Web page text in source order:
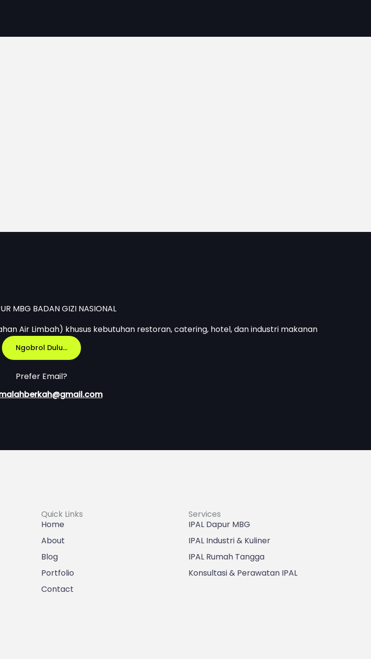
MBG BADAN GIZI NASIONAL
Air Limbah) khusus kebutuhan restoran, catering, hotel, dan industri makanan
Ngobrol Dulu...
Prefer Email?
Quick Links
Home
About
Blog
Portfolio
Contact
Services
IPAL Dapur MBG
IPAL Industri & Kuliner
IPAL Rumah Tangga
Konsultasi & Perawatan IPAL